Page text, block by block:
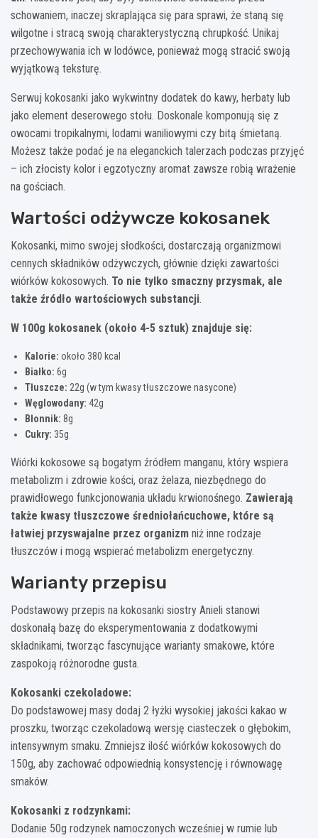
schowaniem, inaczej skraplająca się para sprawi, że staną się
wilgotne i stracą swoją charakterystyczną chrupkość. Unikaj
przechowywania ich w lodówce, ponieważ mogą stracić swoją
wyjątkową teksturę.
Serwuj kokosanki jako wykwintny dodatek do kawy, herbaty lub
jako element deserowego stołu. Doskonale komponują się z
owocami tropikalnymi, lodami waniliowymi czy bitą śmietaną.
Możesz także podać je na eleganckich talerzach podczas przyjęć
– ich złocisty kolor i egzotyczny aromat zawsze robią wrażenie
na gościach.
Wartości odżywcze kokosanek
Kokosanki, mimo swojej słodkości, dostarczają organizmowi
cennych składników odżywczych, głównie dzięki zawartości
wiórków kokosowych. To nie tylko smaczny przysmak, ale
także źródło wartościowych substancji.
W 100g kokosanek (około 4-5 sztuk) znajduje się:
Kalorie: około 380 kcal
Białko: 6g
Tłuszcze: 22g (w tym kwasy tłuszczowe nasycone)
Węglowodany: 42g
Błonnik: 8g
Cukry: 35g
Wiórki kokosowe są bogatym źródłem manganu, który wspiera
metabolizm i zdrowie kości, oraz żelaza, niezbędnego do
prawidłowego funkcjonowania układu krwionośnego. Zawierają
także kwasy tłuszczowe średniołańcuchowe, które są
łatwiej przyswajalne przez organizm niż inne rodzaje
tłuszczów i mogą wspierać metabolizm energetyczny.
Warianty przepisu
Podstawowy przepis na kokosanki siostry Anieli stanowi
doskonałą bazę do eksperymentowania z dodatkowymi
składnikami, tworząc fascynujące warianty smakowe, które
zaspokoją różnorodne gusta.
Kokosanki czekoladowe:
Do podstawowej masy dodaj 2 łyżki wysokiej jakości kakao w
proszku, tworząc czekoladową wersję ciasteczek o głębokim,
intensywnym smaku. Zmniejsz ilość wiórków kokosowych do
150g, aby zachować odpowiednią konsystencję i równowagę
smaków.
Kokosanki z rodzynkami:
Dodanie 50g rodzynek namoczonych wcześniej w rumie lub